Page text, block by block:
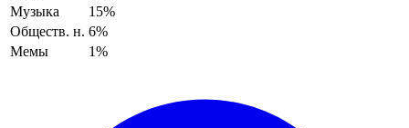
Музыка
15%
Обществ. н. 6%
Мемы
1%